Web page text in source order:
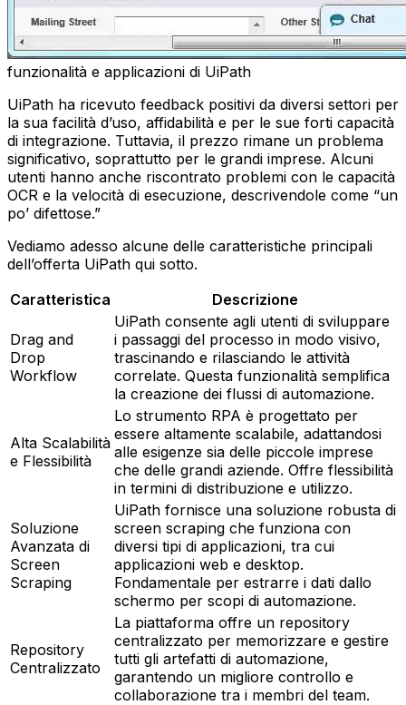
funzionalità e applicazioni di UiPath
UiPath ha ricevuto feedback positivi da diversi settori per
la sua facilità d’uso, affidabilità e per le sue forti capacità
di integrazione. Tuttavia, il prezzo rimane un problema
significativo, soprattutto per le grandi imprese. Alcuni
utenti hanno anche riscontrato problemi con le capacità
OCR e la velocità di esecuzione, descrivendole come “un
po’ difettose.”
Vediamo adesso alcune delle caratteristiche principali
dell’offerta UiPath qui sotto.
Caratteristica
Descrizione
Drag and
Drop
Workflow
UiPath consente agli utenti di sviluppare
i passaggi del processo in modo visivo,
trascinando e rilasciando le attività
correlate. Questa funzionalità semplifica
la creazione dei flussi di automazione.
Alta Scalabilità
e Flessibilità
Lo strumento RPA è progettato per
essere altamente scalabile, adattandosi
alle esigenze sia delle piccole imprese
che delle grandi aziende. Offre flessibilità
in termini di distribuzione e utilizzo.
Soluzione
Avanzata di
Screen
Scraping
UiPath fornisce una soluzione robusta di
screen scraping che funziona con
diversi tipi di applicazioni, tra cui
applicazioni web e desktop.
Fondamentale per estrarre i dati dallo
schermo per scopi di automazione.
Repository
Centralizzato
La piattaforma offre un repository
centralizzato per memorizzare e gestire
tutti gli artefatti di automazione,
garantendo un migliore controllo e
collaborazione tra i membri del team.